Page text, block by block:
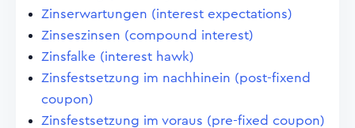
Zinserwartungen (interest expectations)
Zinseszinsen (compound interest)
Zinsfalke (interest hawk)
Zinsfestsetzung im nachhinein (post-fixend
coupon)
Zinsfestsetzung im voraus (pre-fixed coupon)